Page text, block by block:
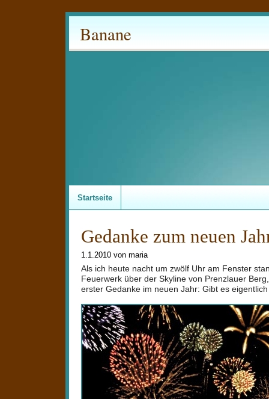
Banane
Startseite
Gedanke zum neuen
1.1.2010 von maria
Als ich heute nacht um zwölf Uhr am Fenster
Feuerwerk über der Skyline von Prenzlauer
erster Gedanke im neuen Jahr: Gibt es